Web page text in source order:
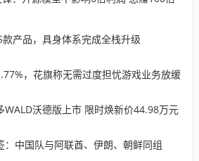
产品，具身体系完成全栈升级
，花旗称无需过度担忧游戏业务放缓
WALD沃德版上市 限时焕新价44.98万元
：中国队与阿联酋、伊朗、朝鲜同组